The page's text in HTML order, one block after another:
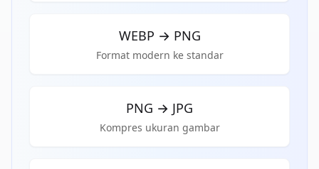
WEBP → PNG
Format modern ke standar
PNG → JPG
Kompres ukuran gambar